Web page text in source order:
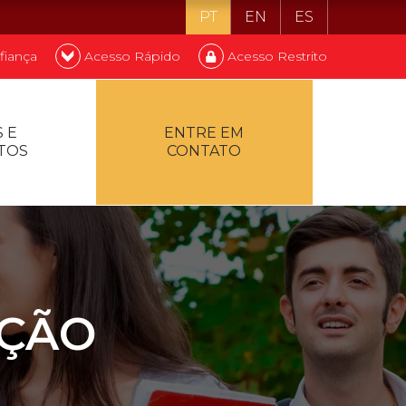
PT EN ES
Acesso Rápido Acesso Restrito
E
ENTRE EM
CONTATO